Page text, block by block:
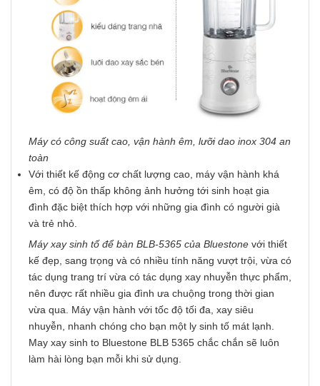
Máy có công suất cao, vận hành êm, lưỡi dao inox 304 an
toàn
Với thiết kế động cơ chất lượng cao, máy vận hành khá
êm, có độ ồn thấp không ảnh hưởng tới sinh hoạt gia
đình đặc biệt thích hợp với những gia đình có người già
và trẻ nhỏ.
Máy xay sinh tố để bàn BLB-5365 của Bluestone với thiết
kế đẹp, sang trọng và có nhiều tính năng vượt trội, vừa có
tác dụng trang trí vừa có tác dụng xay nhuyễn thực phẩm,
nên được rất nhiều gia đình ưa chuộng trong thời gian
vừa qua. Máy vận hành với tốc độ tối đa, xay siêu
nhuyễn, nhanh chóng cho bạn một ly sinh tố mát lạnh.
May xay sinh to Bluestone BLB 5365 chắc chắn sẽ luôn
làm hài lòng bạn mỗi khi sử dụng.